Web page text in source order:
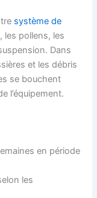
système de
les pollens, les
Dans
et les débris
se bouchent
l’équipement.
en période
les